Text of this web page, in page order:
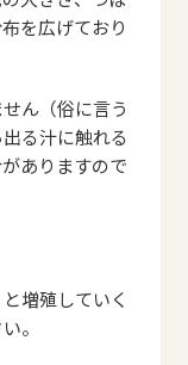
を広げており
ん（俗に言う
る汁に触れる
ありますので
増殖していく
。